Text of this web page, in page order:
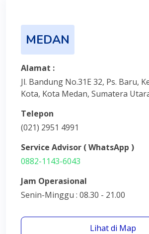
MEDAN
Alamat :
Jl. Bandung No.31E 32, Ps. Baru,
Kota, Kota Medan, Sumatera
Telepon
(021) 2951 4991
Service Advisor ( WhatsApp )
0882-1143-6043
Jam Operasional
Senin-Minggu : 08.30 - 21.00
Lihat di Map